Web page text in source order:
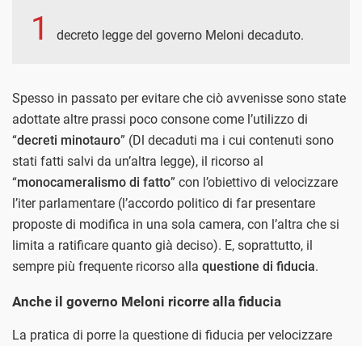
1 decreto legge del governo Meloni decaduto.
Spesso in passato per evitare che ciò avvenisse sono state
adottate altre prassi poco consone come l’utilizzo di
“decreti minotauro” (Dl decaduti ma i cui contenuti sono
stati fatti salvi da un’altra legge), il ricorso al
“monocameralismo di fatto” con l’obiettivo di velocizzare
l’iter parlamentare (l’accordo politico di far presentare
proposte di modifica in una sola camera, con l’altra che si
limita a ratificare quanto già deciso). E, soprattutto, il
sempre più frequente ricorso alla questione di fiducia.
Anche il governo Meloni ricorre alla fiducia
La pratica di porre la questione di fiducia per velocizzare